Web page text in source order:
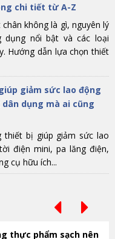
chi tiết từ A-Z
không là gì, nguyên lý
dụng nổi bật và các loại
Hướng dẫn lựa chọn thiết
giảm sức lao động
dụng mà ai cũng
thiết bị giúp giảm sức lao
điện mini, pa lăng điện,
cụ hữu ích...
thực phẩm sạch nên